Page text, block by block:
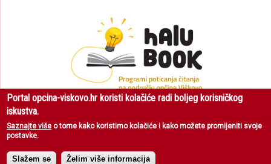
privatnosti
Portal opcina-viskovo.hr koristi kolačiće radi boljeg korisničkog
iskustva.
Saznajte više o tome kako koristimo kolačiće i kako možete promijeniti svoje
postavke.
Slažem se Želim više informacija